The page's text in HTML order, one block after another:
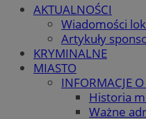
AKTUALNOŚCI
Wiadomości
Artykuły
KRYMINALNE
MIASTO
INFORMACJE
Historia
Ważne